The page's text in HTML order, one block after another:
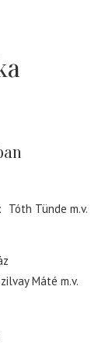
Tóth Tünde m.v.
Máté m.v.